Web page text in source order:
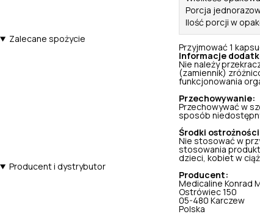
Porcja
Ilość porcji w
Zalecane spożycie
Przyjmować 1
Informacje
Nie należy
(zamiennik)
funkcjonowania
Przechowywanie:
Przechowywać w
sposób
Środki
Nie stosować w
stosowania
dzieci, kobiet w
Producent i dystrybutor
Producent:
Medicaline Konrad
Ostrówiec 150
05-480 Karczew
Polska